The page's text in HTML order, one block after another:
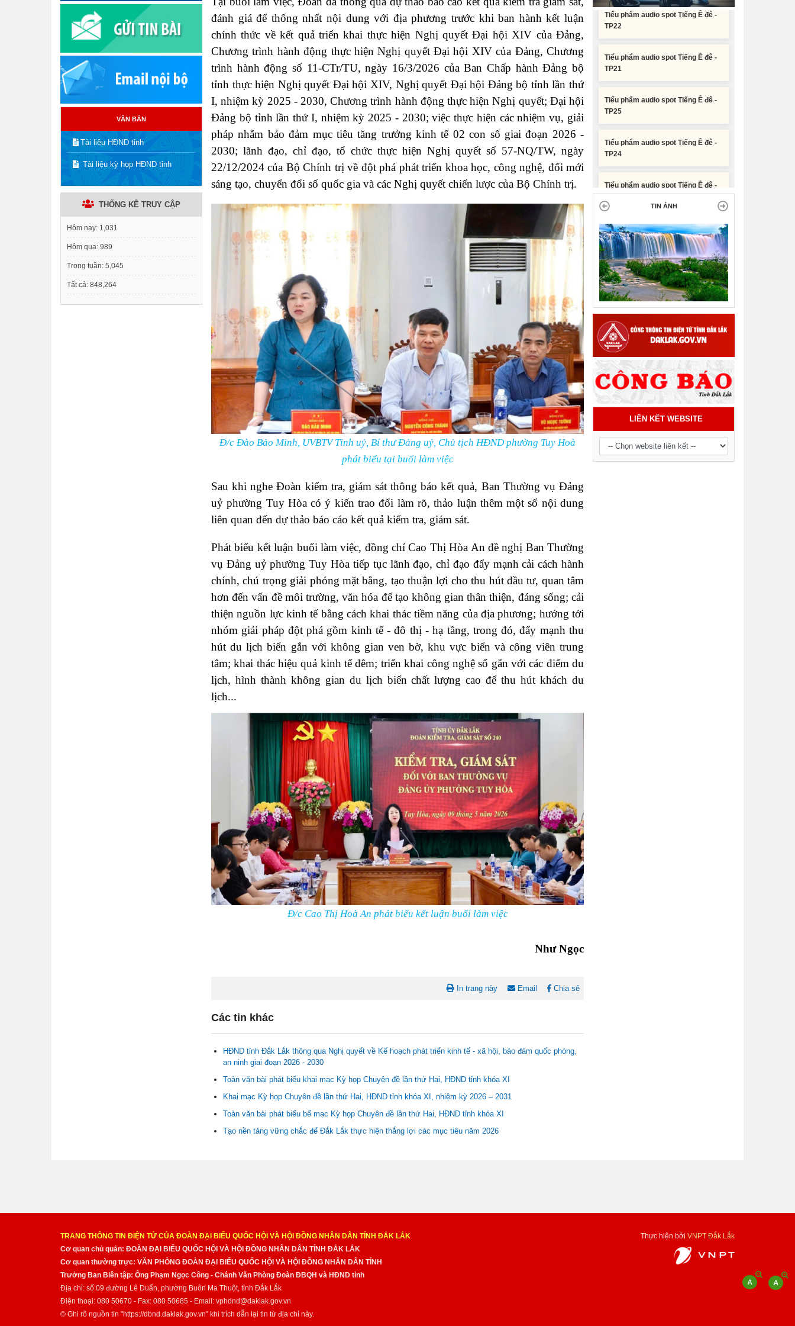
VĂN BẢN
Tài liệu HĐND tỉnh
Tài liệu kỳ họp HĐND tỉnh
THỐNG KÊ TRUY CẬP
Hôm nay: 1,031
Hôm qua: 989
Trong tuần: 5,045
Tất cả: 848,264
đánh giá để thống nhất nội dung với địa phương trước khi ban hành kết luận
chính thức về kết quả triển khai thực hiện Nghị quyết Đại hội XIV của Đảng,
Chương trình hành động thực hiện Nghị quyết Đại hội XIV của Đảng, Chương
trình hành động số 11-CTr/TU, ngày 16/3/2026 của Ban Chấp hành Đảng bộ
tỉnh thực hiện Nghị quyết Đại hội XIV, Nghị quyết Đại hội Đảng bộ tỉnh lần thứ
I, nhiệm kỳ 2025 - 2030, Chương trình hành động thực hiện Nghị quyết; Đại hội
Đảng bộ tỉnh lần thứ I, nhiệm kỳ 2025 - 2030; việc thực hiện các nhiệm vụ, giải
pháp nhằm bảo đảm mục tiêu tăng trưởng kinh tế 02 con số giai đoạn 2026 -
2030; lãnh đạo, chỉ đạo, tổ chức thực hiện Nghị quyết số 57-NQ/TW, ngày
22/12/2024 của Bộ Chính trị về đột phá phát triển khoa học, công nghệ, đổi mới
sáng tạo, chuyển đổi số quốc gia và các Nghị quyết chiến lược của Bộ Chính trị.
Đ/c Đào Bảo Minh, UVBTV Tỉnh uỷ, Bí thư Đảng uỷ, Chủ tịch HĐND phường Tuy Hoà
phát biểu tại buổi làm việc
Sau khi nghe Đoàn kiểm tra, giám sát thông báo kết quả, Ban Thường vụ Đảng
uỷ phường Tuy Hòa có ý kiến trao đổi làm rõ, thảo luận thêm một số nội dung
liên quan đến dự thảo báo cáo kết quả kiểm tra, giám sát.
Phát biểu kết luận buổi làm việc, đồng chí Cao Thị Hòa An đề nghị Ban Thường
vụ Đảng uỷ phường Tuy Hòa tiếp tục lãnh đạo, chỉ đạo đẩy mạnh cải cách hành
chính, chú trọng giải phóng mặt bằng, tạo thuận lợi cho thu hút đầu tư, quan tâm
hơn đến vấn đề môi trường, văn hóa để tạo không gian thân thiện, đáng sống; cải
thiện nguồn lực kinh tế bằng cách khai thác tiềm năng của địa phương; hướng tới
nhóm giải pháp đột phá gồm kinh tế - đô thị - hạ tầng, trong đó, đẩy mạnh thu
hút du lịch biển gắn với không gian ven bờ, khu vực biển và công viên trung
tâm; khai thác hiệu quả kinh tế đêm; triển khai công nghệ số gắn với các điểm du
lịch, hình thành không gian du lịch biển chất lượng cao để thu hút khách du
lịch...
Đ/c Cao Thị Hoà An phát biểu kết luận buổi làm việc
Như Ngọc
In trang này Email Chia sẻ
Các tin khác
HĐND tỉnh Đắk Lắk thông qua Nghị quyết về Kế hoạch phát triển kinh tế - xã hội, bảo đảm quốc phòng,
an ninh giai đoạn 2026 - 2030
Toàn văn bài phát biểu khai mạc Kỳ họp Chuyên đề lần thứ Hai, HĐND tỉnh khóa XI
Khai mạc Kỳ họp Chuyên đề lần thứ Hai, HĐND tỉnh khóa XI, nhiệm kỳ 2026 – 2031
Toàn văn bài phát biểu bế mạc Kỳ họp Chuyên đề lần thứ Hai, HĐND tỉnh khóa XI
Tạo nền tảng vững chắc để Đắk Lắk thực hiện thắng lợi các mục tiêu năm 2026
Nghị quyết Vê việc điều chinh và
phân bổ chi tiết kế hoạch đầu tư
sách địa phương (đợt 2)
thứ Hai, Hội đồng nhân dân tỉnh
Đắk Lắk khóa XI, nhiệm kỳ 2026 -
2031
Nghị quyết Xác nhận kết quả bầu
Ủy viên Ủy ban nhân dân tỉnh Đắk
Lắk khoá XI, nhiệm kỳ 2026 - 2031
TP22
Tiểu phẩm audio spot Tiếng Ê đê -
Tiểu phẩm audio spot Tiếng Ê đê -
TP21
TIN ẢNH
LIÊN KẾT WEBSITE
TRANG THÔNG TIN ĐIỆN TỬ CỦA ĐOÀN ĐẠI BIỂU QUỐC HỘI VÀ HỘI ĐỒNG NHÂN DÂN TỈNH ĐẮK LẮK
Cơ quan chủ quản: ĐOÀN ĐẠI BIỂU QUỐC HỘI VÀ HỘI ĐỒNG NHÂN DÂN TỈNH ĐẮK LẮK
Cơ quan thường trực: VĂN PHÒNG ĐOÀN ĐẠI BIỂU QUỐC HỘI VÀ HỘI ĐỒNG NHÂN DÂN TỈNH
Trưởng Ban Biên tập: Ông Phạm Ngọc Công - Chánh Văn Phòng Đoàn ĐBQH và HĐND tỉnh
Địa chỉ: số 09 đường Lê Duẩn, phường Buôn Ma Thuột, tỉnh Đắk Lắk
Điện thoại: 080 50670 - Fax: 080 50685 - Email: vphdnd@daklak.gov.vn
© Ghi rõ nguồn tin "https://dbnd.daklak.gov.vn" khi trích dẫn lại tin từ địa chỉ này.
Thực hiện bởi VNPT Đắk Lắk